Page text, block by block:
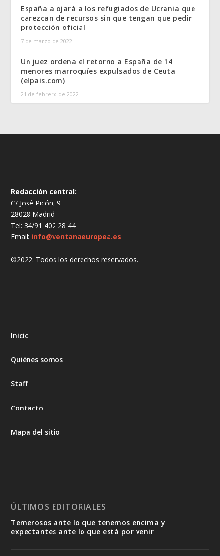
España alojará a los refugiados de Ucrania que
carezcan de recursos sin que tengan que pedir
protección oficial
7 de marzo de 2022
Un juez ordena el retorno a España de 14
menores marroquíes expulsados de Ceuta
(elpais.com)
21 de febrero de 2022
Redacción central:
C/ José Picón, 9
28028 Madrid
Tel: 34/91 402 28 44
Email: info@ventanaeuropea.es
©2022. Todos los derechos reservados.
Inicio
Quiénes somos
Staff
Contacto
Mapa del sitio
ÚLTIMOS EDITORIALES
Temerosos ante lo que tenemos encima y
expectantes ante lo que está por venir